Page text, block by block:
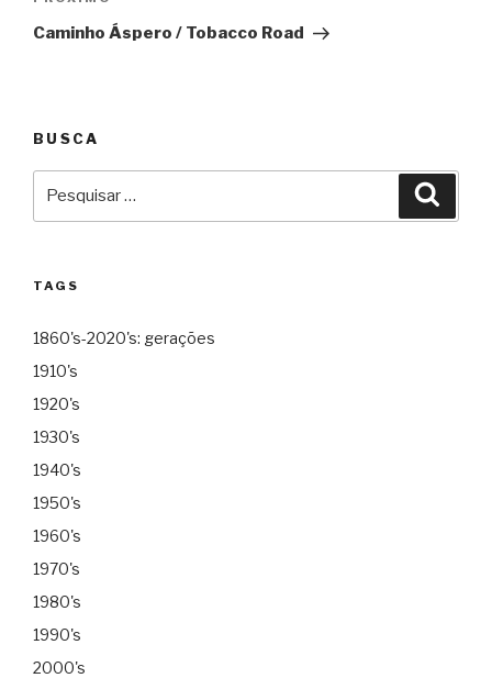
Caminho Áspero / Tobacco Road
BUSCA
TAGS
1860's-2020's: gerações
1910's
1920's
1930's
1940's
1950's
1960's
1970's
1980's
1990's
2000's